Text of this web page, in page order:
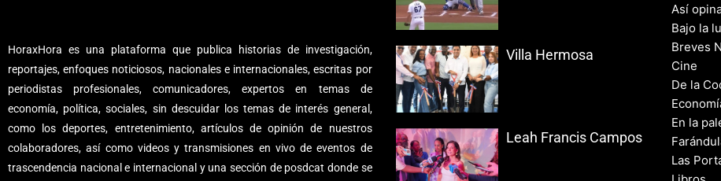
HoraxHora es una plataforma que publica historias de investigación,
reportajes, enfoques noticiosos, nacionales e internacionales, escritas por
periodistas profesionales, comunicadores, expertos en temas de
economía, política, sociales, sin descuidar los temas de interés general,
como los deportes, entretenimiento, artículos de opinión de nuestros
colaboradores, así como videos y transmisiones en vivo de eventos de
trascendencia nacional e internacional y una sección de posdcat donde se
Villa Hermosa
Leah Francis Campos
Así
Bajo la
Breves
Cine
De la
En la
Las